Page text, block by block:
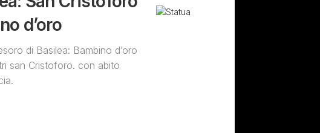
d’oro
di Basilea: Bambino d’oro
san Cristoforo. con abito